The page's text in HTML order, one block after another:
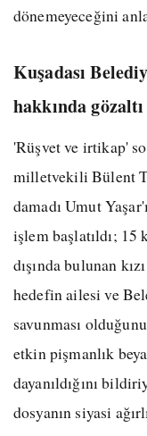
dönemeyeceğini
Kuşadası
hakkında
'Rüşvet ve irtikap'
milletvekili Bülent
damadı Umut
işlem başlatıldı; 15
dışında bulunan
hedefin ailesi ve
savunması
etkin pişmanlık
dayanıldığını
dosyanın siyasi